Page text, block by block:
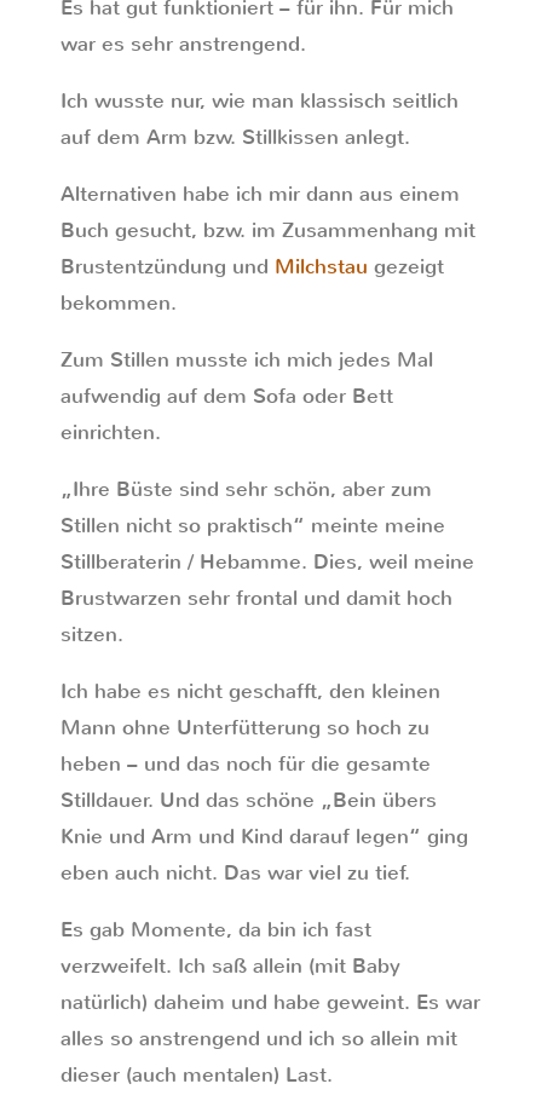
Es hat gut funktioniert – für ihn. Für mich
war es sehr anstrengend.
Ich wusste nur, wie man klassisch seitlich
auf dem Arm bzw. Stillkissen anlegt.
Alternativen habe ich mir dann aus einem
Buch gesucht, bzw. im Zusammenhang mit
Brustentzündung und Milchstau gezeigt
bekommen.
Zum Stillen musste ich mich jedes Mal
aufwendig auf dem Sofa oder Bett
einrichten.
„Ihre Büste sind sehr schön, aber zum
Stillen nicht so praktisch“ meinte meine
Stillberaterin / Hebamme. Dies, weil meine
Brustwarzen sehr frontal und damit hoch
sitzen.
Ich habe es nicht geschafft, den kleinen
Mann ohne Unterfütterung so hoch zu
heben – und das noch für die gesamte
Stilldauer. Und das schöne „Bein übers
Knie und Arm und Kind darauf legen“ ging
eben auch nicht. Das war viel zu tief.
Es gab Momente, da bin ich fast
verzweifelt. Ich saß allein (mit Baby
natürlich) daheim und habe geweint. Es war
alles so anstrengend und ich so allein mit
dieser (auch mentalen) Last.